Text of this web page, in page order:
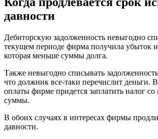
давности
Дебиторскую задолженность невыгодно
текущем периоде фирма получила убыток
которая меньше суммы долга.
Также невыгодно списывать
что должник все-таки перечислит деньги.
оплаты фирме придется заплатить налог
суммы.
В обоих случаях в интересах фирмы
давности.